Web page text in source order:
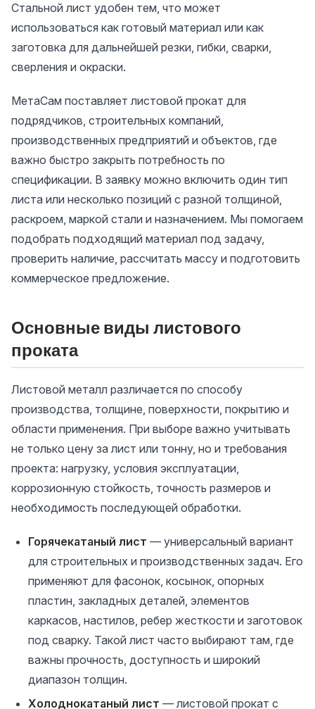
Стальной лист удобен тем, что может
использоваться как готовый материал или как
заготовка для дальнейшей резки, гибки, сварки,
сверления и окраски.
МетаСам поставляет листовой прокат для
подрядчиков, строительных компаний,
производственных предприятий и объектов, где
важно быстро закрыть потребность по
спецификации. В заявку можно включить один тип
листа или несколько позиций с разной толщиной,
раскроем, маркой стали и назначением. Мы помогаем
подобрать подходящий материал под задачу,
проверить наличие, рассчитать массу и подготовить
коммерческое предложение.
Основные виды листового
проката
Листовой металл различается по способу
производства, толщине, поверхности, покрытию и
области применения. При выборе важно учитывать
не только цену за лист или тонну, но и требования
проекта: нагрузку, условия эксплуатации,
коррозионную стойкость, точность размеров и
необходимость последующей обработки.
Горячекатаный лист — универсальный вариант
для строительных и производственных задач. Его
применяют для фасонок, косынок, опорных
пластин, закладных деталей, элементов
каркасов, настилов, ребер жесткости и заготовок
под сварку. Такой лист часто выбирают там, где
важны прочность, доступность и широкий
диапазон толщин.
Холоднокатаный лист — листовой прокат с